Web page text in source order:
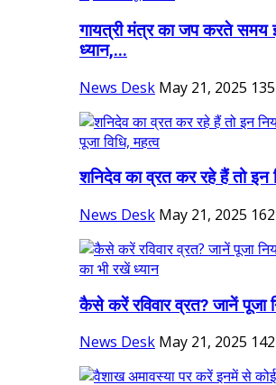
गायत्री मंत्र का जप करते समय
ध्यान,...
News Desk May 21, 2025 135
शनिदेव का व्रत कर रहे हैं तो इन
News Desk May 21, 2025 162
कैसे करें रविवार व्रत? जानें पूजा
News Desk May 21, 2025 142